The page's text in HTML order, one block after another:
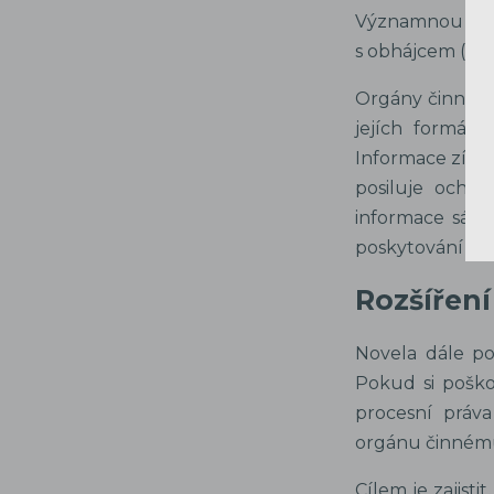
Významnou
s obhájcem
Orgány činné
jejích
Informace
posiluje
informace
poskytování
Novela dále
Pokud si
procesní
orgánu